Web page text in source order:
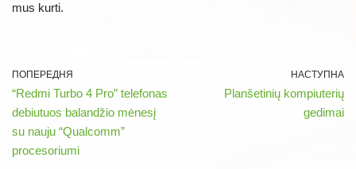
mus kurti.
ПОПЕРЕДНЯ
“Redmi Turbo 4 Pro” telefonas
debiutuos balandžio mėnesį
su nauju “Qualcomm”
procesoriumi
НАСТУПНА
Planšetinių kompiuterių
gedimai